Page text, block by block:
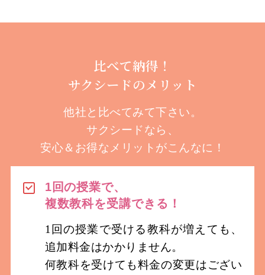
比べて納得！
サクシードのメリット
他社と比べてみて下さい。
サクシードなら、
安心＆お得なメリットがこんなに！
1回の授業で、
複数教科を受講できる！
1回の授業で受ける教科が増えても、
追加料金はかかりません。
何教科を受けても料金の変更はござい